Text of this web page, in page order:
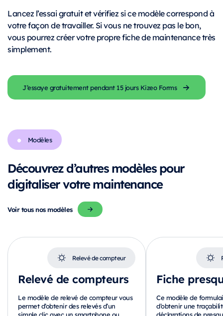
Lancez l’essai gratuit et vérifiez si ce modèle correspond à
votre façon de travailler. Si vous ne trouvez pas le bon,
vous pourrez créer votre propre fiche de maintenance très
simplement.
J’essaye gratuitement pendant 15 jours Kizeo Forms
Modèles
Découvrez d’autres modèles pour
digitaliser votre maintenance
Voir tous nos modèles
Relevé de compteurs
Relevé de compteur
Le modèle de relevé de compteur vous
permet d’obtenir des relevés d’un
simple clic avec un smartphone ou
Fiche
Ce modèle de
d’obtenir une
déclarations de